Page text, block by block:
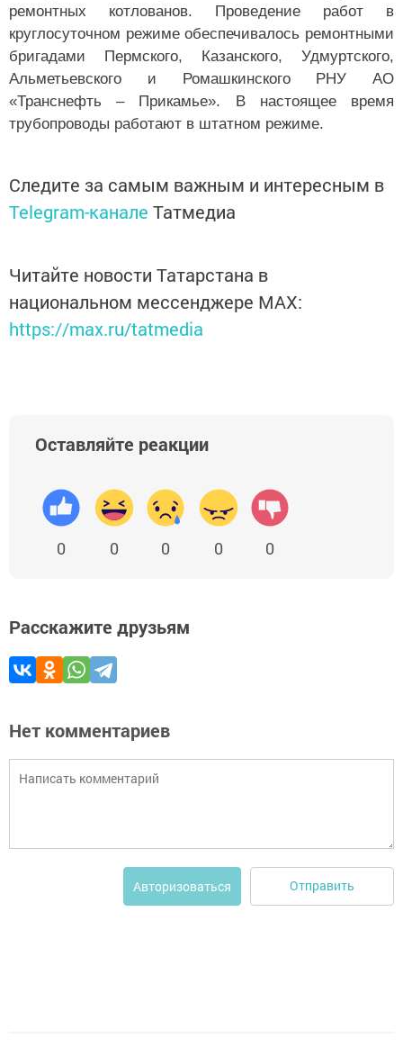
ремонтных котлованов. Проведение работ в
круглосуточном режиме обеспечивалось ремонтными
бригадами Пермского, Казанского, Удмуртского,
Альметьевского и Ромашкинского РНУ АО
«Транснефть – Прикамье». В настоящее время
трубопроводы работают в штатном режиме.
Следите за самым важным и интересным в
Telegram-канале Татмедиа
Читайте новости Татарстана в
национальном мессенджере MАХ:
https://max.ru/tatmedia
Оставляйте реакции
0 0 0 0 0
Расскажите друзьям
Нет комментариев
Авторизоваться Отправить